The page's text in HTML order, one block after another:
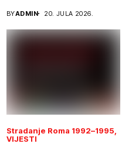
BYADMIN 20. JULA 2026.
Stradanje Roma 1992–1995
VIJESTI